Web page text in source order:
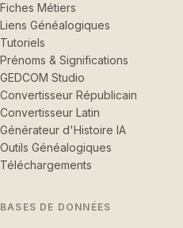
Fiches Métiers
Liens Généalogiques
Tutoriels
Prénoms & Significations
GEDCOM Studio
Convertisseur Républicain
Convertisseur Latin
Générateur d'Histoire IA
Outils Généalogiques
Téléchargements
BASES DE DONNÉES